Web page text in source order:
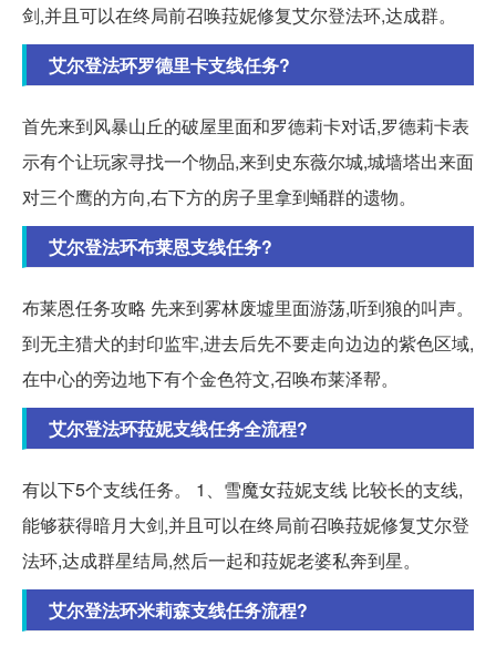
剑,并且可以在终局前召唤菈妮修复艾尔登法环,达成群。
艾尔登法环罗德里卡支线任务?
首先来到风暴山丘的破屋里面和罗德莉卡对话,罗德莉卡表
示有个让玩家寻找一个物品,来到史东薇尔城,城墙塔出来面
对三个鹰的方向,右下方的房子里拿到蛹群的遗物。
艾尔登法环布莱恩支线任务?
布莱恩任务攻略 先来到雾林废墟里面游荡,听到狼的叫声。
到无主猎犬的封印监牢,进去后先不要走向边边的紫色区域,
在中心的旁边地下有个金色符文,召唤布莱泽帮。
艾尔登法环菈妮支线任务全流程?
有以下5个支线任务。 1、雪魔女菈妮支线 比较长的支线,
能够获得暗月大剑,并且可以在终局前召唤菈妮修复艾尔登
法环,达成群星结局,然后一起和菈妮老婆私奔到星。
艾尔登法环米莉森支线任务流程?